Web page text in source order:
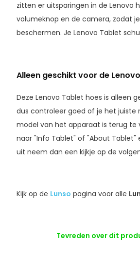
zitten er uitsparingen in de Lenovo
volumeknop en de camera, zodat
beschermen. Je Lenovo Tablet
Alleen geschikt voor de
Deze Lenovo Tablet hoes is alleen
dus controleer goed of je het
model van het apparaat is terug te
naar "Info Tablet" of "About
uit neem dan een kijkje op de
Kijk op de Lunso pagina voor alle
Tevreden over dit